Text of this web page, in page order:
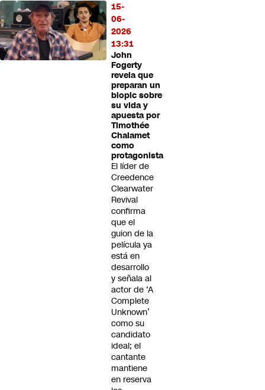
15-
06-
2026
13:31
John
Fogerty
revela que
preparan un
biopic sobre
su vida y
apuesta por
Timothée
Chalamet
como
protagonista
El líder de
Creedence
Clearwater
Revival
confirma
que el
guion de la
película ya
está en
desarrollo
y señala al
actor de ‘A
Complete
Unknown’
como su
candidato
ideal; el
cantante
mantiene
en reserva